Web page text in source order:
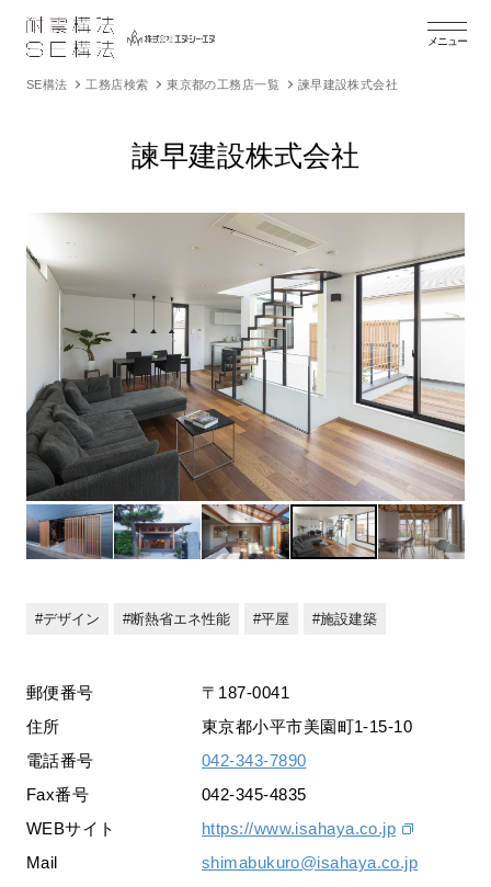
メニュー
SE構法 工務店検索 東京都の工務店一覧 諫早建設株式会社
諫早建設株式会社
デザイン 断熱省エネ性能 平屋 施設建築
郵便番号
〒187-0041
住所
東京都小平市美園町1-15-10
電話番号
042-343-7890
Fax番号
042-345-4835
WEBサイト
https://www.isahaya.co.jp
Mail
shimabukuro@isahaya.co.jp